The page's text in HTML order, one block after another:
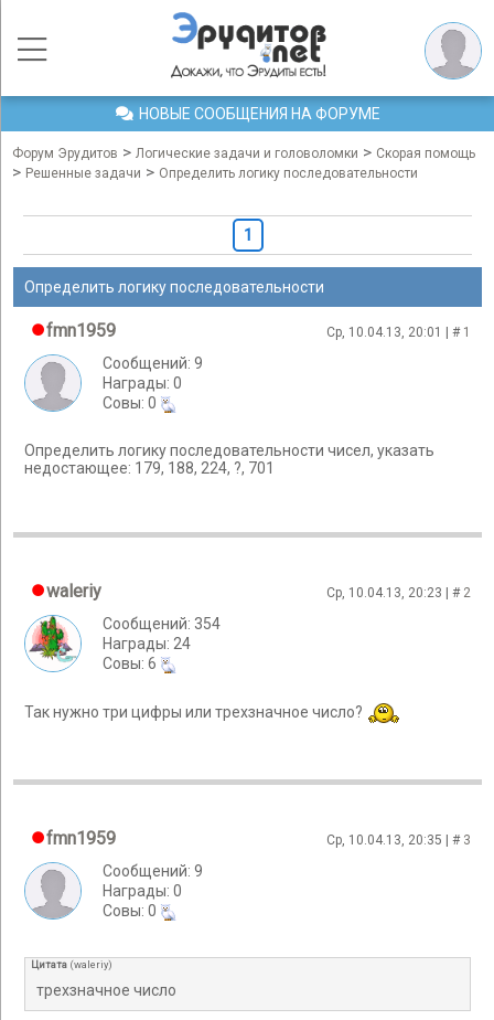
НОВЫЕ СООБЩЕНИЯ НА ФОРУМЕ
Форум Эрудитов > Логические задачи и головоломки > Скорая помощь
> Решенные задачи > Определить логику последовательности
1
Определить логику последовательности
fmn1959 Ср, 10.04.13, 20:01 | # 1
Сообщений: 9
Награды: 0
Cовы: 0
Определить логику последовательности чисел, указать
недостающее: 179, 188, 224, ?, 701
waleriy Ср, 10.04.13, 20:23 | # 2
Сообщений: 354
Награды: 24
Cовы: 6
Так нужно три цифры или трехзначное число?
fmn1959 Ср, 10.04.13, 20:35 | # 3
Сообщений: 9
Награды: 0
Cовы: 0
Цитата (waleriy)
трехзначное число